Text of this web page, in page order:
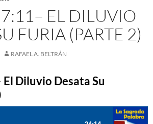
EL DILUVIO
FURIA (PARTE 2)
RAFAEL A. BELTRÁN
Diluvio Desata Su